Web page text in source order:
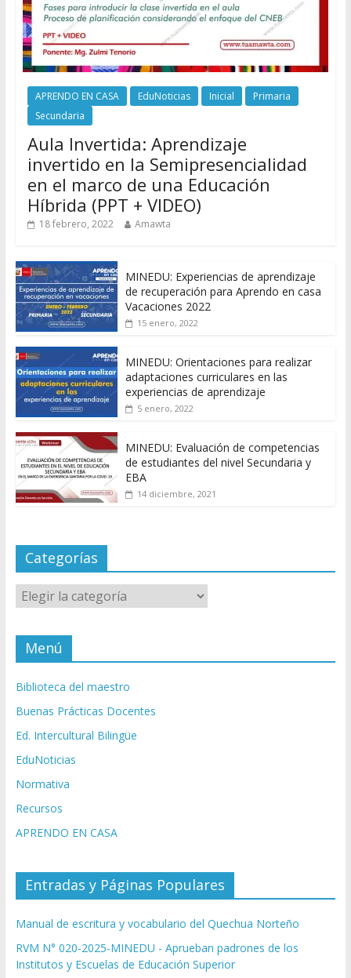
APRENDO EN CASA EduNoticias Inicial
Primaria
Secundaria
Aula Invertida: Aprendizaje
invertido en la Semipresencialidad
en el marco de una Educación
Híbrida (PPT + VIDEO)
18 febrero, 2022 Amawta
MINEDU: Experiencias de aprendizaje
de recuperación para Aprendo en casa
Vacaciones 2022
15 enero, 2022
MINEDU: Orientaciones para realizar
adaptaciones curriculares en las
experiencias de aprendizaje
5 enero, 2022
MINEDU: Evaluación de competencias
de estudiantes del nivel Secundaria y
EBA
14 diciembre, 2021
Categorías
Categorías
Menú
Biblioteca del maestro
Buenas Prácticas Docentes
Ed. Intercultural Bilingüe
EduNoticias
Normativa
Recursos
APRENDO EN CASA
Entradas y Páginas Populares
Manual de escritura y vocabulario del Quechua Norteño
RVM N° 020-2025-MINEDU - Aprueban padrones de los
Institutos y Escuelas de Educación Superior